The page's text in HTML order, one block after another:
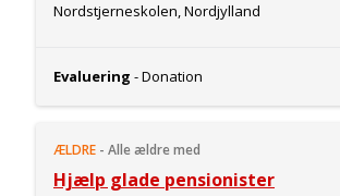
Nordstjerneskolen, Nordjylland
Evaluering - Donation
ÆLDRE - Alle ældre med
Hjælp glade pensionister